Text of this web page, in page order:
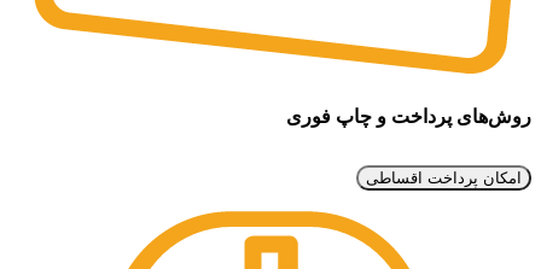
روش‌های پرداخت و چاپ فوری
امکان پرداخت اقساطی